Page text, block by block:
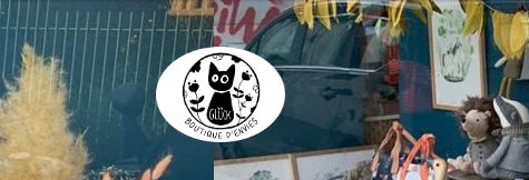
Aller
à
la
navigation
Aller
au
contenu